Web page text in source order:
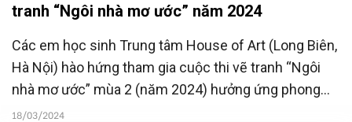
tranh “Ngôi nhà mơ ước” năm 2024
Các em học sinh Trung tâm House of Art (Long Biên,
Hà Nội) hào hứng tham gia cuộc thi vẽ tranh “Ngôi
nhà mơ ước” mùa 2 (năm 2024) hưởng ứng phong
trào bảo vệ môi trường. Cuộc thi lấy chủ đề: “Ngôi
18/03/2024